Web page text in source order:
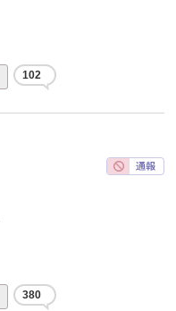
102
380